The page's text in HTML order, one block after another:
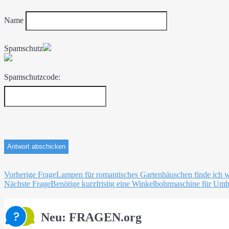
Name
Spamschutz
Spamschutzcode:
Beitragsnavigation
Vorherige FrageLampen für romantisches Gartenhäuschen finde ich
Nächste FrageBenötige kurzfristig eine Winkelbohrmaschine für
Neu: FRAGEN.org